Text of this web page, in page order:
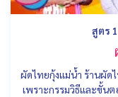
สูตร
ผัดไทยกุ้งแม่น้ำ ร้านผั
เพราะกรรมวิธีและขั้น